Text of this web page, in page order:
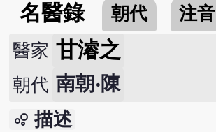
名醫錄 朝代 注音
醫家 甘濬之
朝代 南朝‧陳
bubble_chart 描述